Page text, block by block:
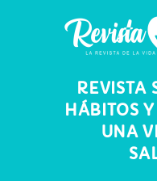
REVISTA
HÁBITOS
UNA